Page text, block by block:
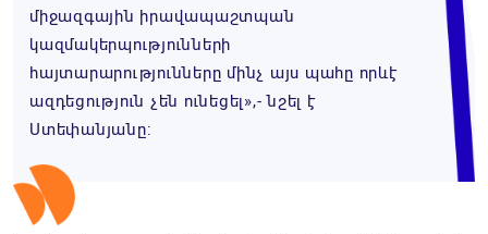
միջազգային իրավապաշտպան
կազմակերպությունների
հայտարարությունները մինչ այս պահը որևէ
ազդեցություն չեն ունեցել»,- նշել է
Ստեփանյանը: